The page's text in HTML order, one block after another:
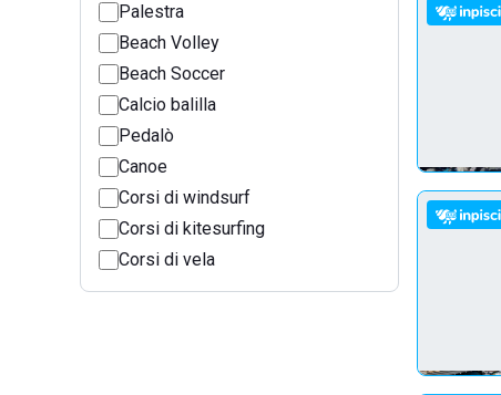
Palestra
Beach Volley
Beach Soccer
Calcio balilla
Pedalò
Canoe
Corsi di windsurf
Corsi di kitesurfing
Corsi di vela